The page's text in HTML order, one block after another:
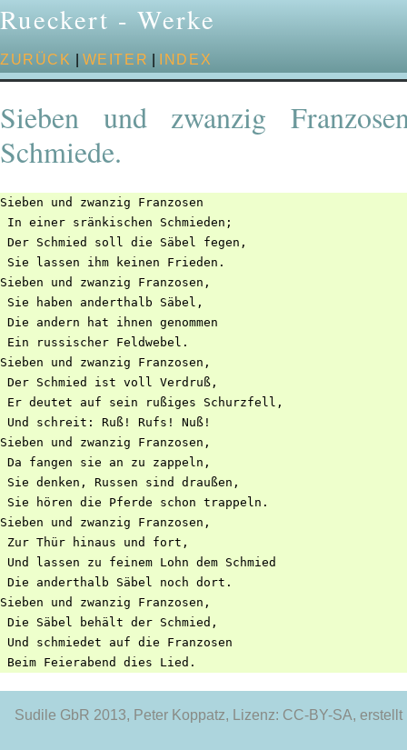
Rueckert - Werke
ZURÜCK WEITER INDEX
Sieben und zwanzig
Schmiede.
Sieben und zwanzig Franzosen
In einer sränkischen Schmieden;
Der Schmied soll die Säbel fegen,
Sie lassen ihm keinen Frieden.
Sieben und zwanzig Franzosen,
Sie haben anderthalb Säbel,
Die andern hat ihnen genommen
Ein russischer Feldwebel.
Sieben und zwanzig Franzosen,
Der Schmied ist voll Verdruß,
Er deutet auf sein rußiges Schurzfell,
Und schreit: Ruß! Rufs! Nuß!
Sieben und zwanzig Franzosen,
Da fangen sie an zu zappeln,
Sie denken, Russen sind draußen,
Sie hören die Pferde schon trappeln.
Sieben und zwanzig Franzosen,
Zur Thür hinaus und fort,
Und lassen zu feinem Lohn dem Schmied
Die anderthalb Säbel noch dort.
Sieben und zwanzig Franzosen,
Die Säbel behält der Schmied,
Und schmiedet auf die Franzosen
Sudile GbR 2013, Peter Koppatz, Lizenz: CC-BY-SA,